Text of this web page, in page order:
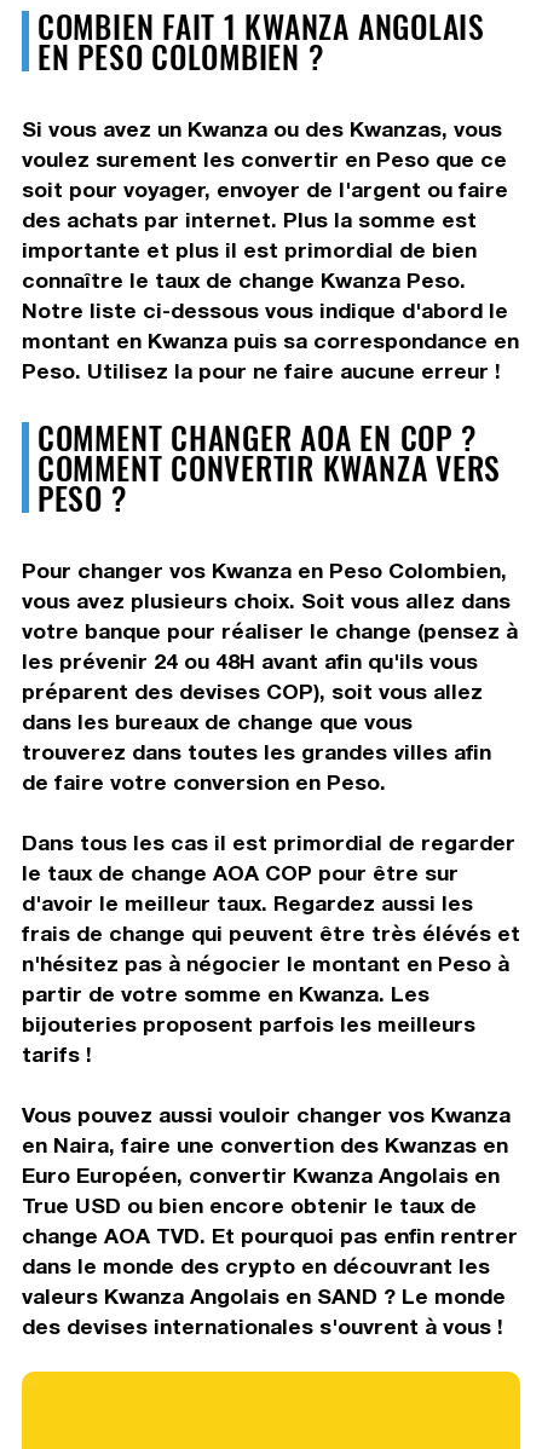
COMBIEN FAIT 1 KWANZA ANGOLAIS
EN PESO COLOMBIEN ?
Si vous avez un Kwanza ou des Kwanzas, vous
voulez surement les convertir en Peso que ce
soit pour voyager, envoyer de l'argent ou faire
des achats par internet. Plus la somme est
importante et plus il est primordial de bien
connaître le taux de change Kwanza Peso.
Notre liste ci-dessous vous indique d'abord le
montant en Kwanza puis sa correspondance en
Peso. Utilisez la pour ne faire aucune erreur !
COMMENT CHANGER AOA EN COP ?
COMMENT CONVERTIR KWANZA VERS
PESO ?
Pour changer vos Kwanza en Peso Colombien,
vous avez plusieurs choix. Soit vous allez dans
votre banque pour réaliser le change (pensez à
les prévenir 24 ou 48H avant afin qu'ils vous
préparent des devises COP), soit vous allez
dans les bureaux de change que vous
trouverez dans toutes les grandes villes afin
de faire votre conversion en Peso.
Dans tous les cas il est primordial de regarder
le taux de change AOA COP pour être sur
d'avoir le meilleur taux. Regardez aussi les
frais de change qui peuvent être très élévés et
n'hésitez pas à négocier le montant en Peso à
partir de votre somme en Kwanza. Les
bijouteries proposent parfois les meilleurs
tarifs !
Vous pouvez aussi vouloir changer vos Kwanza
en Naira, faire une convertion des Kwanzas en
Euro Européen, convertir Kwanza Angolais en
True USD ou bien encore obtenir le taux de
change AOA TVD. Et pourquoi pas enfin rentrer
dans le monde des crypto en découvrant les
valeurs Kwanza Angolais en SAND ? Le monde
des devises internationales s'ouvrent à vous !